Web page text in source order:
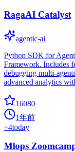
RagaAI Catalyst
agentic-ai
Python SDK for
Framework. Includes
debugging multi-
advanced analytics
16080
1年前
+4today
Mlops